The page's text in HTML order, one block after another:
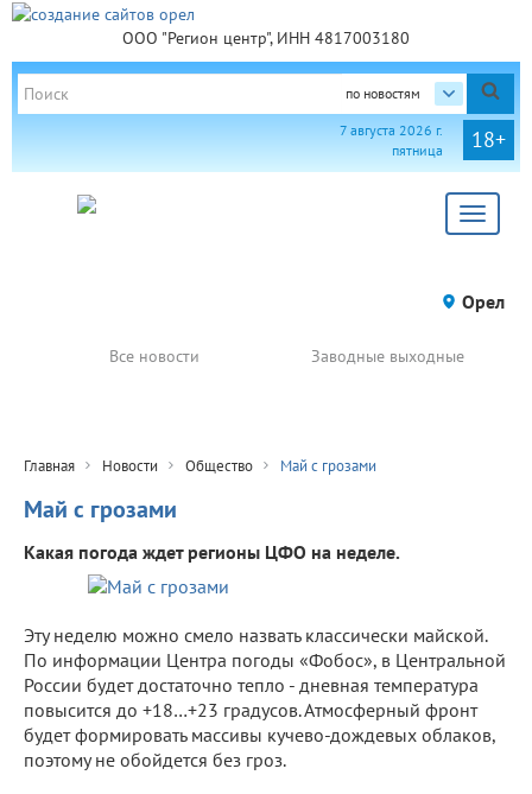
ООО "Регион центр", ИНН 4817003180
по новостям
18+
7 августа 2026 г.
пятница
Toggle
Орел
Все новости Заводные выходные
Главная Новости Общество Май с грозами
Май с грозами
Какая погода ждет регионы ЦФО на неделе.
Эту неделю можно смело назвать классически майской.
По информации Центра погоды «Фобос», в Центральной
России будет достаточно тепло - дневная температура
повысится до +18…+23 градусов. Атмосферный фронт
будет формировать массивы кучево-дождевых облаков,
поэтому не обойдется без гроз.